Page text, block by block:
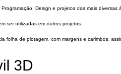
Design e projetos das mais diversas
ser utilizadas em outros projetos.
folha de plotagem, com margens e carimbos,
3D